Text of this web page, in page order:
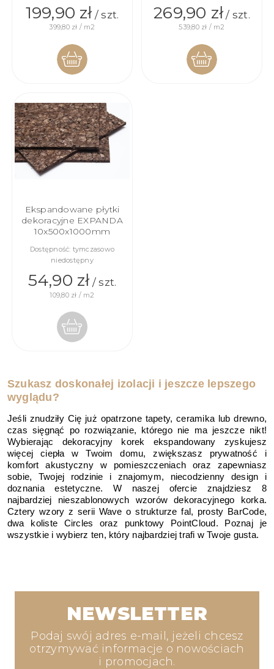
199,90 zł/ szt.
399,80 zł / m2
KOSZYKA
269,90 zł/ szt.
539,80 zł / m2
Ekspandowane płytki
dekoracyjne EXPANDA
10x500x1000mm
Dostępność: tymczasowo
niedostępny
54,90 zł/ szt.
109,80 zł / m2
Szukasz doskonałej izolacji i jeszcze lepszego
wyglądu?
Jeśli znudziły Cię już opatrzone tapety, ceramika lub drewno,
czas sięgnąć po rozwiązanie, którego nie ma jeszcze nikt!
Wybierając dekoracyjny korek ekspandowany zyskujesz
więcej ciepła w Twoim domu, zwiększasz prywatność i
komfort akustyczny w pomieszczeniach oraz zapewniasz
sobie, Twojej rodzinie i znajomym, niecodzienny design i
doznania estetyczne. W naszej ofercie znajdziesz 8
najbardziej nieszablonowych wzorów dekoracyjnego korka.
Cztery wzory z serii Wave o strukturze fal, prosty BarCode,
dwa koliste Circles oraz punktowy PointCloud. Poznaj je
wszystkie i wybierz ten, który najbardziej trafi w Twoje gusta.
NEWSLETTER
Podaj swój adres e-mail, jeżeli chcesz
otrzymywać informacje o nowościach
i promocjach.